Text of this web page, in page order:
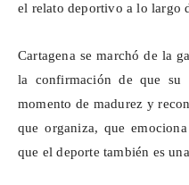
el relato deportivo a lo largo
Cartagena se marchó de la
la confirmación de que su
momento de madurez y
que organiza, que
que el deporte también es